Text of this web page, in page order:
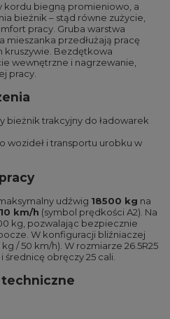
kordu biegną promieniowo, a
bieżnik – stąd równe zużycie,
pracy. Gruba warstwa
mieszanka przedłużają pracę
kruszywie. Bezdętkowa
wewnętrzne i nagrzewanie,
pracy.
bieżnik trakcyjny do ładowarek
wozideł i transportu urobku w
udźwig 18500 kg na
10 km/h (symbol prędkości A2). Na
kg, pozwalając bezpiecznie
W konfiguracji bliźniaczej
/ 50 km/h). W rozmiarze 26.5R25
średnicę obręczy 25 cali.